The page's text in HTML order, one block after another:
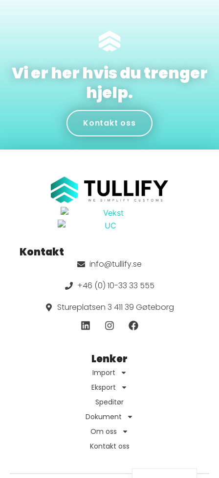
Vi er her hvis du trenger
hjelp.
Kontakt oss
Kontakt
info@tullify.se
+46 (0) 10-33 33 555
Stureplatsen 3 411 39 Gøteborg
Lenker
Import
Eksport
Speditør
Dokument
Om oss
Kontakt oss